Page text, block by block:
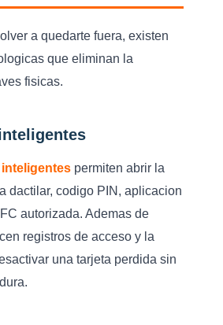
a quedarte fuera, existen
que eliminan la
fisicas.
permiten abrir la
dactilar, codigo PIN, aplicacion
autorizada. Ademas de
registros de acceso y la
una tarjeta perdida sin